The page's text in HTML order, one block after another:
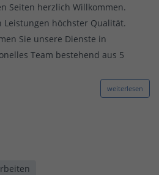
Seiten herzlich Willkommen.
Leistungen höchster Qualität.
Sie unsere Dienste in
Team bestehend aus 5
weiterlesen